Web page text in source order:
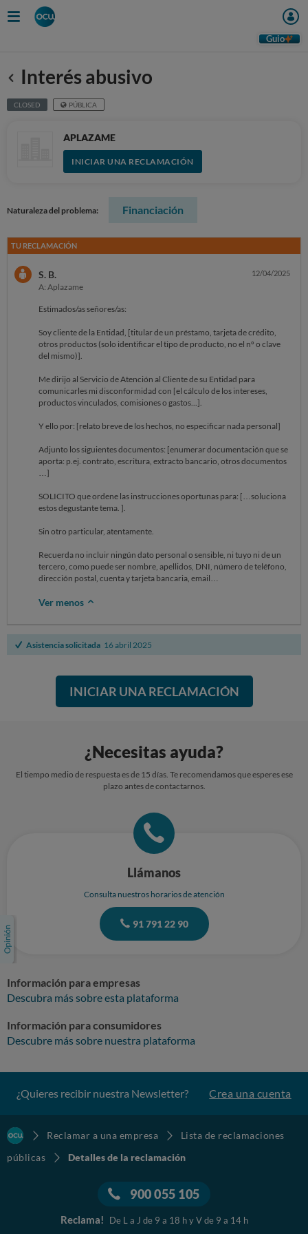
Guio
Anterior
Interés abusivo
CLOSED PÚBLICA
APLAZAME
INICIAR UNA RECLAMACIÓN
Naturaleza del problema: Financiación
TU RECLAMACIÓN
S. B.
A: Aplazame
12/04/2025
Estimados/as señores/as:
Soy cliente de la Entidad, [titular de un préstamo, tarjeta de crédito,
otros productos (solo identificar el tipo de producto, no el nº o clave
del mismo)].
Me dirijo al Servicio de Atención al Cliente de su Entidad para
comunicarles mi disconformidad con [el cálculo de los intereses,
productos vinculados, comisiones o gastos...].
Y ello por: [relato breve de los hechos, no especificar nada personal]
Adjunto los siguientes documentos: [enumerar documentación que se
aporta: p.ej. contrato, escritura, extracto bancario, otros documentos
…]
SOLICITO que ordene las instrucciones oportunas para: […soluciona
estos degustante tema. ].
Sin otro particular, atentamente.
Recuerda no incluir ningún dato personal o sensible, ni tuyo ni de un
tercero, como puede ser nombre, apellidos, DNI, número de teléfono,
dirección postal, cuenta y tarjeta bancaria, email…
Ver menos
Asistencia solicitada 16 abril 2025
INICIAR UNA RECLAMACIÓN
¿Necesitas ayuda?
El tiempo medio de respuesta es de 15 días. Te recomendamos que esperes ese
plazo antes de contactarnos.
Llámanos
Consulta nuestros horarios de atención
91 791 22 90
Información para empresas
Descubra más sobre esta plataforma
Información para consumidores
Descubre más sobre nuestra plataforma
¿Quieres recibir nuestra Newsletter? Crea una cuenta
Reclamar a una empresa
Lista de reclamaciones
públicas
Detalles de la reclamación
900 055 105
Reclama! De L a J de 9 a 18 h y V de 9 a 14 h